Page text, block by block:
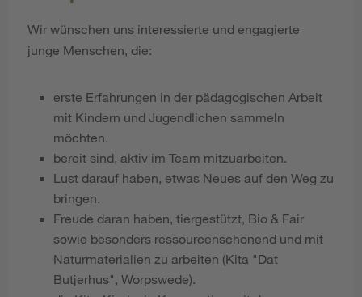
Wir wünschen uns interessierte und engagierte
junge Menschen, die:
erste Erfahrungen in der pädagogischen Arbeit
mit Kindern und Jugendlichen sammeln
möchten.
bereit sind, aktiv im Team mitzuarbeiten.
Lust darauf haben, etwas Neues auf den Weg zu
bringen.
Freude daran haben, tiergestützt, Bio & Fair
sowie besonders ressourcenschonend und mit
Naturmaterialien zu arbeiten (Kita "Dat
Butjerhus", Worpswede).